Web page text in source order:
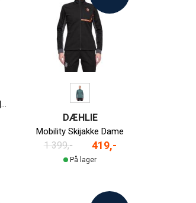
Ovalt Krankdrev | BCD 130 | 42T | 2x10/11-delt
DÆHLIE
Mobility Skijakke Dame
1 399,- 419,-
På lager